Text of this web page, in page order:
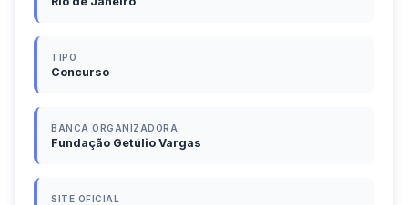
TIPO
Concurso
BANCA ORGANIZADORA
Fundação Getúlio Vargas
SITE OFICIAL